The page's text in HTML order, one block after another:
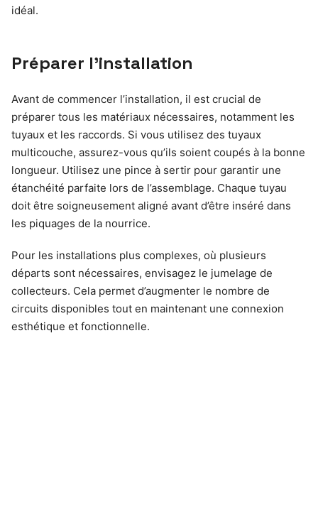
idéal.
Préparer l’installation
Avant de commencer l’installation, il est crucial de
préparer tous les matériaux nécessaires, notamment les
tuyaux et les raccords. Si vous utilisez des tuyaux
multicouche, assurez-vous qu’ils soient coupés à la bonne
longueur. Utilisez une pince à sertir pour garantir une
étanchéité parfaite lors de l’assemblage. Chaque tuyau
doit être soigneusement aligné avant d’être inséré dans
les piquages de la nourrice.
Pour les installations plus complexes, où plusieurs
départs sont nécessaires, envisagez le jumelage de
collecteurs. Cela permet d’augmenter le nombre de
circuits disponibles tout en maintenant une connexion
esthétique et fonctionnelle.